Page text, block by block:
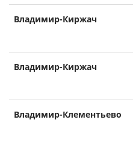
Владимир-Киржач
Владимир-Киржач
Владимир-Клементьево